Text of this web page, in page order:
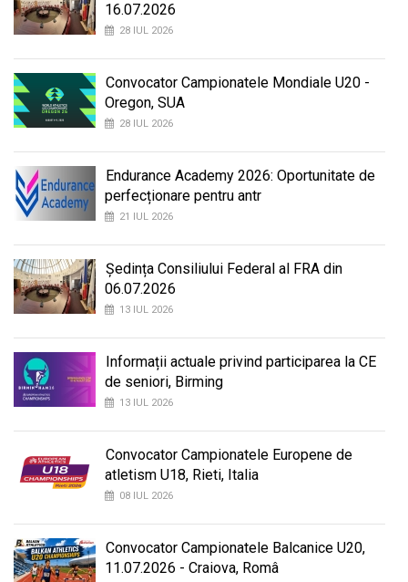
16.07.2026
28 IUL 2026
Convocator Campionatele Mondiale U20 -
Oregon, SUA
28 IUL 2026
Endurance Academy 2026: Oportunitate de
perfecționare pentru antr
21 IUL 2026
Ședința Consiliului Federal al FRA din
06.07.2026
13 IUL 2026
Informații actuale privind participarea la CE
de seniori, Birming
13 IUL 2026
Convocator Campionatele Europene de
atletism U18, Rieti, Italia
08 IUL 2026
Convocator Campionatele Balcanice U20,
11.07.2026 - Craiova, Româ